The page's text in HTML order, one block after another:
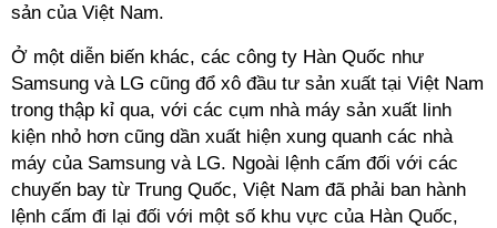
sản của Việt Nam.
Ở một diễn biến khác, các công ty Hàn Quốc như
Samsung và LG cũng đổ xô đầu tư sản xuất tại Việt Nam
trong thập kỉ qua, với các cụm nhà máy sản xuất linh
kiện nhỏ hơn cũng dần xuất hiện xung quanh các nhà
máy của Samsung và LG. Ngoài lệnh cấm đối với các
chuyến bay từ Trung Quốc, Việt Nam đã phải ban hành
lệnh cấm đi lại đối với một số khu vực của Hàn Quốc,